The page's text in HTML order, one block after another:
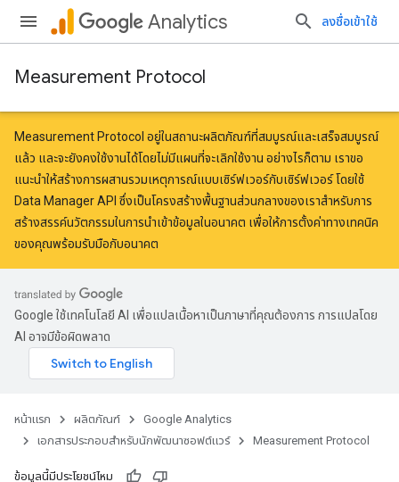
Analytics ลงชื่อเข้าใช้
Measurement Protocol
Measurement Protocol อยู่ในสถานะผลิตภัณฑ์ที่สมบูรณ์และเสร็จสมบูรณ์
แล้ว และจะยังคงใช้งานได้โดยไม่มีแผนที่จะเลิกใช้งาน อย่างไรก็ตาม เราขอ
แนะนำให้สร้างการผสานรวมเหตุการณ์แบบเซิร์ฟเวอร์กับเซิร์ฟเวอร์โดยใช้
Data Manager API ซึ่งเป็นโครงสร้างพื้นฐานส่วนกลางของเราสำหรับการ
สร้างสรรค์นวัตกรรมในการนำเข้าข้อมูลในอนาคต เพื่อให้การตั้งค่าทางเทคนิค
ของคุณพร้อมรับมือกับอนาคต
Google ใช้เทคโนโลยี AI เพื่อแปลเนื้อหาเป็นภาษาที่คุณต้องการ การแปลโดย
AI อาจมีข้อผิดพลาด
หน้าแรก ผลิตภัณฑ์
Google Analytics
เอกสารประกอบสำหรับนักพัฒนาซอฟต์แวร์
Measurement Protocol
ข้อมูลนี้มีประโยชน์ไหม